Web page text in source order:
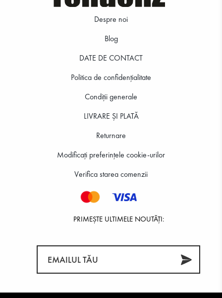
Despre noi
Blog
DATE DE CONTACT
Politica de confidenţialitate
Condiții generale
LIVRARE ȘI PLATĂ
Returnare
Modificați preferințele cookie-urilor
Verifica starea comenzii
PRIMEȘTE ULTIMELE NOUTĂȚI: